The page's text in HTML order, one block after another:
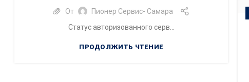
От
Пионер Сервис- Самара
Статус авторизованного серв...
ПРОДОЛЖИТЬ ЧТЕНИЕ